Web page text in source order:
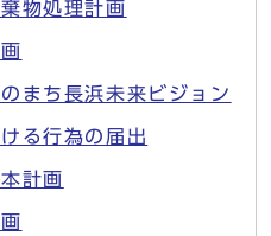
物処理計画
まち長浜未来ビジョン
る行為の届出
計画